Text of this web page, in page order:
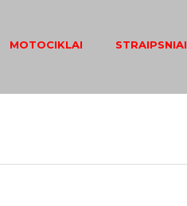
MOTOCIKLAI STRAIPSNIAI